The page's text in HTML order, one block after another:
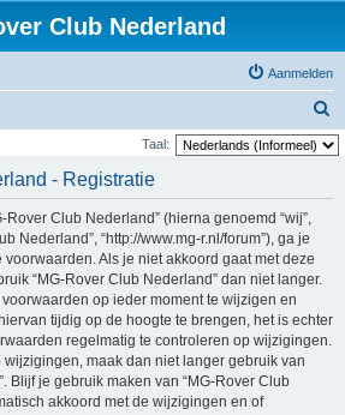
Club Nederland
Aanmelden
o
Taal:
- Registratie
Rover Club Nederland” (hierna genoemd “wij”,
Nederland”, “http://www.mg-r.nl/forum”), ga je
Als je niet akkoord gaat met deze
“MG-Rover Club Nederland” dan niet langer.
op ieder moment te wijzigen en
tijdig op de hoogte te brengen, het is echter
regelmatig te controleren op wijzigingen.
maak dan niet langer gebruik van
Blijf je gebruik maken van “MG-Rover Club
akkoord met de wijzigingen en of